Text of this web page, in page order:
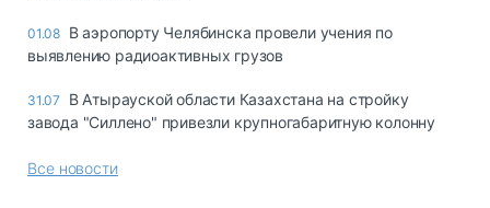
01.08 В аэропорту Челябинска провели учения по
выявлению радиоактивных грузов
31.07
В Атырауской области Казахстана на стройку
завода "Силлено" привезли крупногабаритную колонну
Все новости